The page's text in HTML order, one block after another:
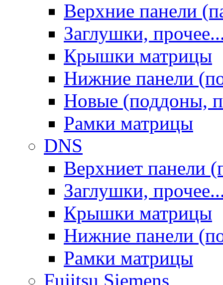
Верхние панели
Заглушки,
Крышки матрицы
Нижние панели
Новые (поддоны,
Рамки матрицы
DNS
Верхниет панели
Заглушки,
Крышки матрицы
Нижние панели
Рамки матрицы
Fujitsu Siemens